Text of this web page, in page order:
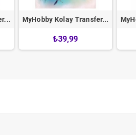
MyHobby Kolay Transfer...
₺39,99